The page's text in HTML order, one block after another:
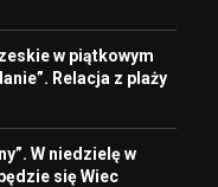
w piątkowym
Relacja z plaży
W niedzielę w
się Wiec